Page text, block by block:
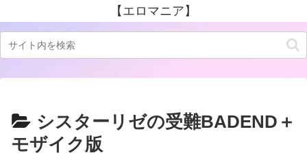
【エロマニア】
シスターリゼの受難BADEND＋
モザイク版